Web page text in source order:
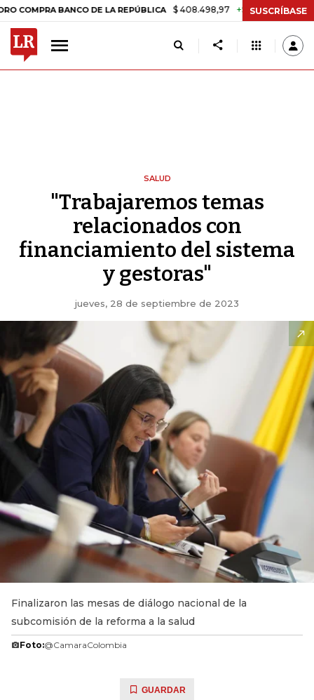
BANCO DE LA REPÚBLICA $ 408.498,97 +$ 8.753,81 +2,19%
SUSCRÍBASE
SALUD
"Trabajaremos temas
relacionados con
financiamiento del sistema
y gestoras"
jueves, 28 de septiembre de 2023
Finalizaron las mesas de diálogo nacional de la
subcomisión de la reforma a la salud
Foto:@CamaraColombia
GUARDAR